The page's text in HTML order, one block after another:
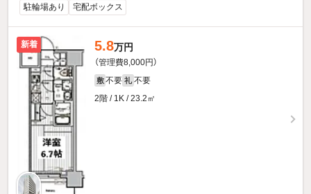
駐輪場あり 宅配ボックス
新着 5.8万円
（管理費8,000円）
敷 不要 礼 不要
2階 / 1K / 23.2㎡